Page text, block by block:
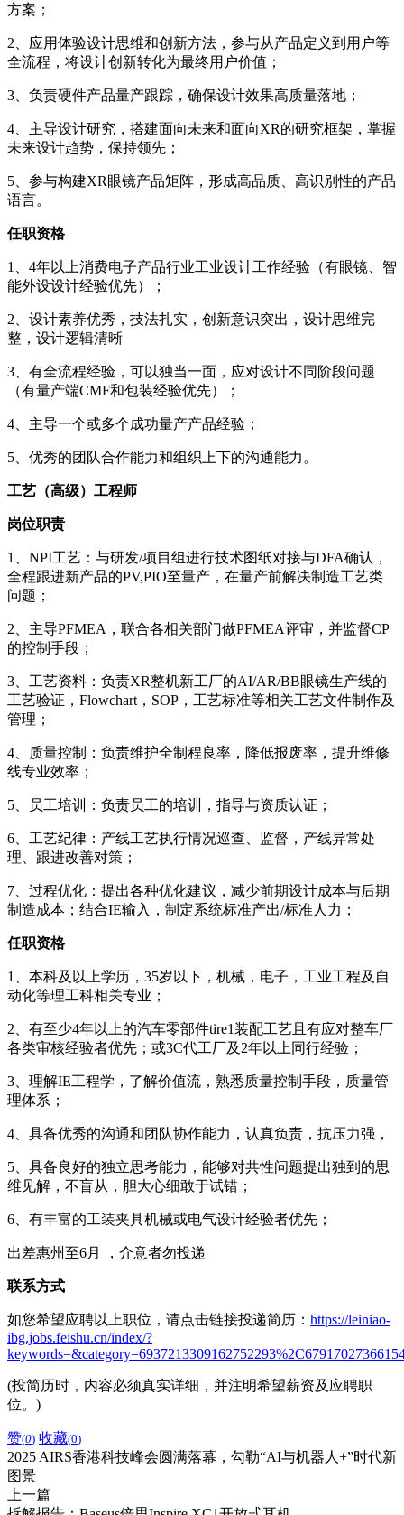
方案；
2、应用体验设计思维和创新方法，参与从产品定义到用户等
全流程，将设计创新转化为最终用户价值；
3、负责硬件产品量产跟踪，确保设计效果高质量落地；
4、主导设计研究，搭建面向未来和面向XR的研究框架，掌握
未来设计趋势，保持领先；
5、参与构建XR眼镜产品矩阵，形成高品质、高识别性的产品
语言。
任职资格
1、4年以上消费电子产品行业工业设计工作经验（有眼镜、智
能外设设计经验优先）；
2、设计素养优秀，技法扎实，创新意识突出，设计思维完
整，设计逻辑清晰
3、有全流程经验，可以独当一面，应对设计不同阶段问题
（有量产端CMF和包装经验优先）；
4、主导一个或多个成功量产产品经验；
5、优秀的团队合作能力和组织上下的沟通能力。
工艺 （高级）工程师
岗位职责
1、NPI工艺：与研发/项目组进行技术图纸对接与DFA确认，
全程跟进新产品的PV,PIO至量产，在量产前解决制造工艺类
问题；
2、主导PFMEA，联合各相关部门做PFMEA评审，并监督CP
的控制手段；
3、工艺资料：负责XR整机新工厂的AI/AR/BB眼镜生产线的
工艺验证，Flowchart，SOP，工艺标准等相关工艺文件制作及
管理；
4、质量控制：负责维护全制程良率，降低报废率，提升维修
线专业效率；
5、员工培训：负责员工的培训，指导与资质认证；
6、工艺纪律：产线工艺执行情况巡查、监督，产线异常处
理、跟进改善对策；
7、过程优化：提出各种优化建议，减少前期设计成本与后期
制造成本；结合IE输入，制定系统标准产出/标准人力；
任职资格
1、本科及以上学历，35岁以下，机械，电子，工业工程及自
动化等理工科相关专业；
2、有至少4年以上的汽车零部件tire1装配工艺且有应对整车厂
各类审核经验者优先；或3C代工厂及2年以上同行经验；
3、理解IE工程学，了解价值流，熟悉质量控制手段，质量管
理体系；
4、具备优秀的沟通和团队协作能力，认真负责，抗压力强，
5、具备良好的独立思考能力，能够对共性问题提出独到的思
维见解，不盲从，胆大心细敢于试错；
6、有丰富的工装夹具机械或电气设计经验者优先；
出差惠州至6月 ，介意者勿投递
联系方式
如您希望应聘以上职位，请点击链接投递简历： https://leiniao-
ibg.jobs.feishu.cn/index/?
(投简历时，内容必须真实详细，并注明希望薪资及应聘职
位。)
赞(0) 收藏(0)
2025 AIRS香港科技峰会圆满落幕，勾勒“AI与机器人+”时代新
图景
上一篇